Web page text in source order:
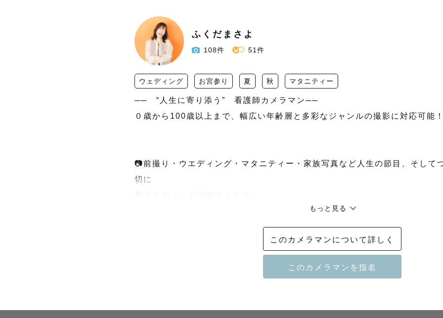
ふくだまさよ
108件 51件
ウェディング お宮参り 夏 秋 マタニティー
──　“人生に寄り添う”　看護師カメラマン──
０歳から100歳以上まで、幅広い年齢層と多彩なジャンルの撮影に対応可能！
📷前撮り・ウエディング・マタニティー・家族写真など人生の節目、そして
切に
👶お宮参り・七五三・ナチュラルニューボーン認定カメラマン
🤝コミュ力抜群評価‼︎ 初めましての方とも、自然と笑顔になる撮影です
もっと見る
このカメラマンについて詳しく